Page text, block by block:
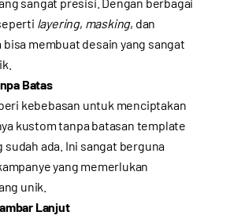
sangat presisi. Dengan berbagai
layering, masking, dan
bisa membuat desain yang sangat
Batas
kebebasan untuk menciptakan
kustom tanpa batasan template
sudah ada. Ini sangat berguna
yang memerlukan
unik.
Lanjut